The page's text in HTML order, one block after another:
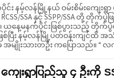
ပိုင်း နမ့်လန်မြို့နယ် ဝမ်းစိမ်းကျေးရွ
SSA နှင့် SSPP/SSA တို့ တိုက်ပွဲဖ
ြီး နမ့်လန်မြို့ပတ်ဝန်းကျင်ထိ အသံ
သားတဦး ကပြောသည်။ “ လက်နက်ကြီး
ေးရွာပြည်သူ ၄ ဦးကို